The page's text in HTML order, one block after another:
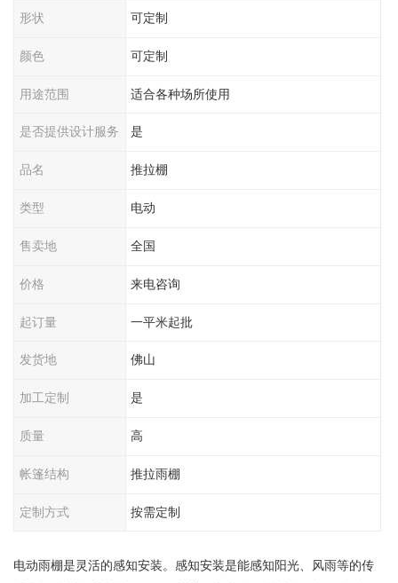
形状 可定制
颜色 可定制
用途范围 适合各种场所使用
是否提供设计服务 是
品名 推拉棚
类型 电动
售卖地 全国
价格 来电咨询
起订量 一平米起批
发货地 佛山
加工定制 是
质量 高
帐篷结构 推拉雨棚
定制方式 按需定制
电动雨棚是灵活的感知安装。感知安装是能感知阳光、风雨等的传